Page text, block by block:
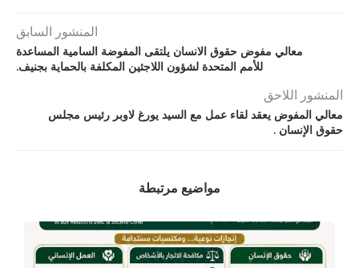
المنشور السابق
معالي مفوض حقوق الانسان يلتقى المفوضة السامية المساعدة
للأمم المتحدة لشؤون اللاجئين المكلفة بالحماية بجنيف.
المنشور اللاحق
معالي المفوض يعقد لقاء عمل مع السيد يورغ لاوبر رئيس مجلس
حقوق الإنسان .
مواضيع مرتبطة